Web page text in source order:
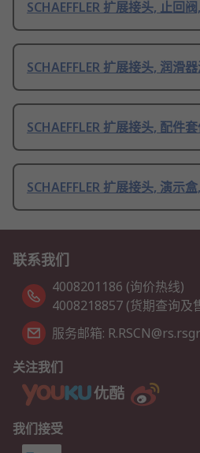
SCHAEFFLER 扩展接头, 止回
SCHAEFFLER 扩展接头, 润滑
SCHAEFFLER 扩展接头, 配件
SCHAEFFLER 扩展接头, 演示
联系我们
4008201186 (询价热线)
4008218857 (货期查询及
服务邮箱:
关注我们
我们接受